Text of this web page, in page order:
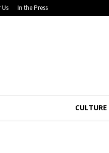
Us In the Press
CULTURE